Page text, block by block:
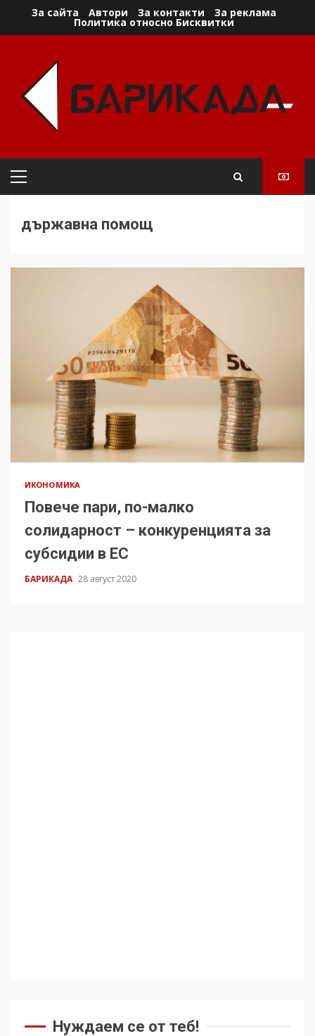
За сайта Автори За контакти За реклама
Политика относно Бисквитки
Primary
държавна помощ
ИКОНОМИКА
Повече пари, по-малко
солидарност – конкуренцията за
субсидии в ЕС
БАРИКАДА 28 август 2020
Нуждаем се от теб!